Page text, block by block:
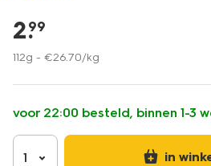
cadeau/traktaties-
uitdeelcadeaus/bio-
rozijntjes-
-
stuks-
10250033.html
2.
99
112g - €26.70/kg
voor 22:00 besteld, binnen 1-3
1 in